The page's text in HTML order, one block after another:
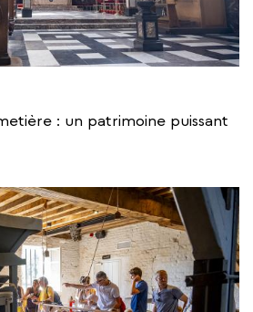
: un patrimoine puissant